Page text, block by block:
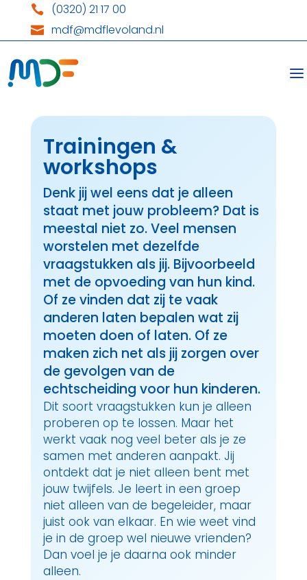
 (0320) 21 17 00
 mdf@mdflevoland.nl
Trainingen &
workshops
Denk jij wel eens dat je alleen
staat met jouw probleem? Dat is
meestal niet zo. Veel mensen
worstelen met dezelfde
vraagstukken als jij. Bijvoorbeeld
met de opvoeding van hun kind.
Of ze vinden dat zij te vaak
anderen laten bepalen wat zij
moeten doen of laten. Of ze
maken zich net als jij zorgen over
de gevolgen van de
echtscheiding voor hun kinderen.
Dit soort vraagstukken kun je alleen
proberen op te lossen. Maar het
werkt vaak nog veel beter als je ze
samen met anderen aanpakt. Jij
ontdekt dat je niet alleen bent met
jouw twijfels. Je leert in een groep
niet alleen van de begeleider, maar
juist ook van elkaar. En wie weet vind
je in de groep wel nieuwe vrienden?
Dan voel je je daarna ook minder
alleen.